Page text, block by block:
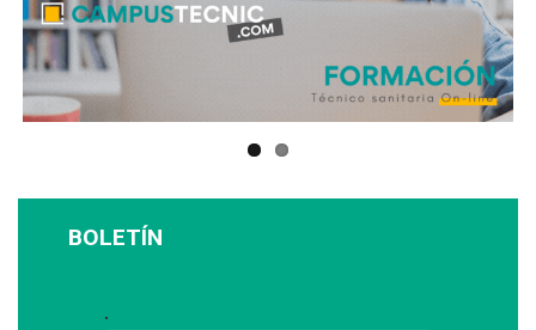
BOLETÍN